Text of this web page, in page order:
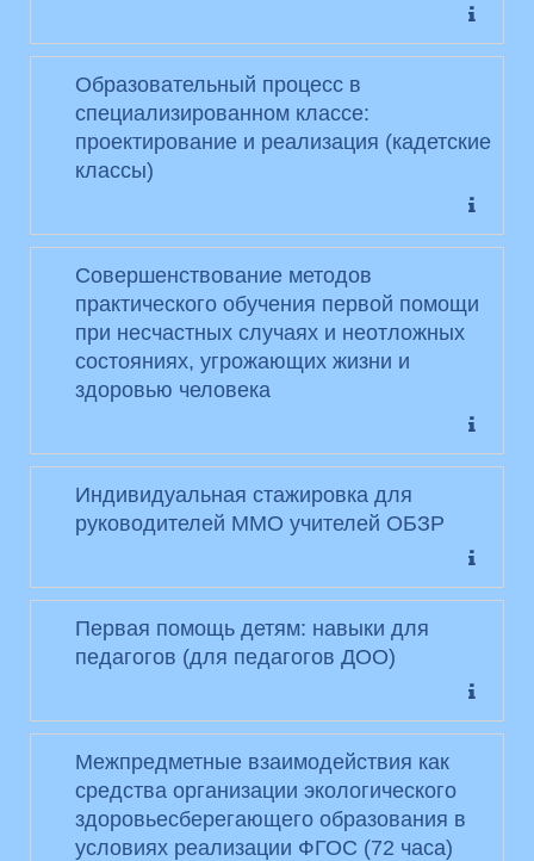
Образовательный процесс в
специализированном классе:
проектирование и реализация (кадетские
классы)
Совершенствование методов
практического обучения первой помощи
при несчастных случаях и неотложных
состояниях, угрожающих жизни и
здоровью человека
Индивидуальная стажировка для
руководителей ММО учителей ОБЗР
Первая помощь детям: навыки для
педагогов (для педагогов ДОО)
Межпредметные взаимодействия как
средства организации экологического
здоровьесберегающего образования в
условиях реализации ФГОС (72 часа)